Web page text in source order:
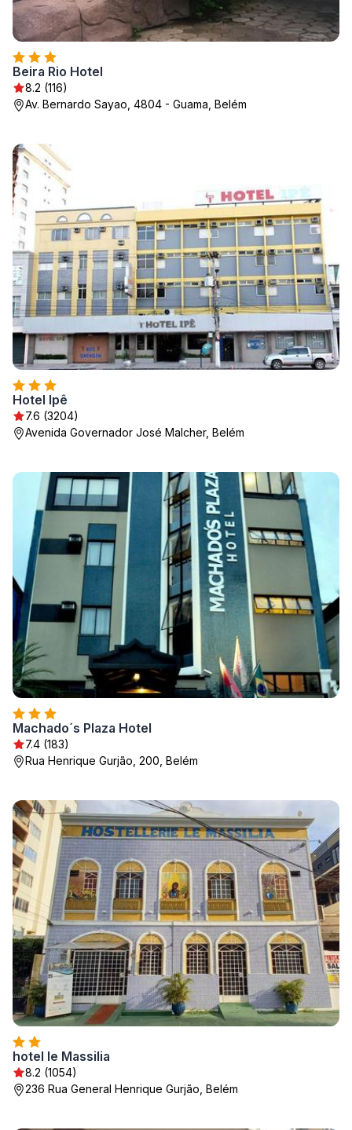
Beira Rio Hotel
8.2 (116)
Av. Bernardo Sayao, 4804 - Guama, Belém
Hotel Ipê
7.6 (3204)
Avenida Governador José Malcher, Belém
Machado´s Plaza Hotel
7.4 (183)
Rua Henrique Gurjão, 200, Belém
hotel le Massilia
8.2 (1054)
236 Rua General Henrique Gurjão, Belém